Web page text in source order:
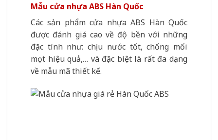
Mẫu cửa nhựa ABS Hàn Quốc
Các sản phẩm cửa nhựa ABS Hàn Quốc
được đánh giá cao về độ bền với những
đặc tính như: chịu nước tốt, chống mối
mọt hiệu quả,… và đặc biệt là rất đa dạng
về mẫu mã thiết kế.